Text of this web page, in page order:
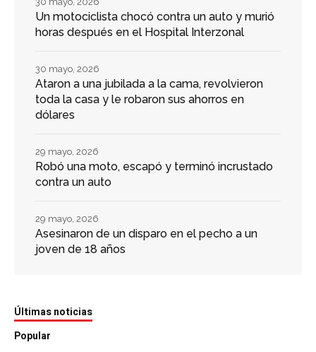
Un motociclista chocó contra un auto y murió
horas después en el Hospital Interzonal
Ataron a una jubilada a la cama, revolvieron
toda la casa y le robaron sus ahorros en
dólares
30 mayo, 2026
Robó una moto, escapó y terminó incrustado
contra un auto
29 mayo, 2026
Asesinaron de un disparo en el pecho a un
joven de 18 años
29 mayo, 2026
Últimas noticias
Popular